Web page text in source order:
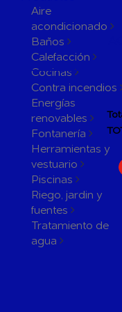
Aire
acondicionado
Baños
Calefacción
Cocinas
Contra incendios
Energías
renovables
Fontanería
Herramientas y
vestuario
Piscinas
Riego, jardin y
fuentes
Tratamiento de
agua